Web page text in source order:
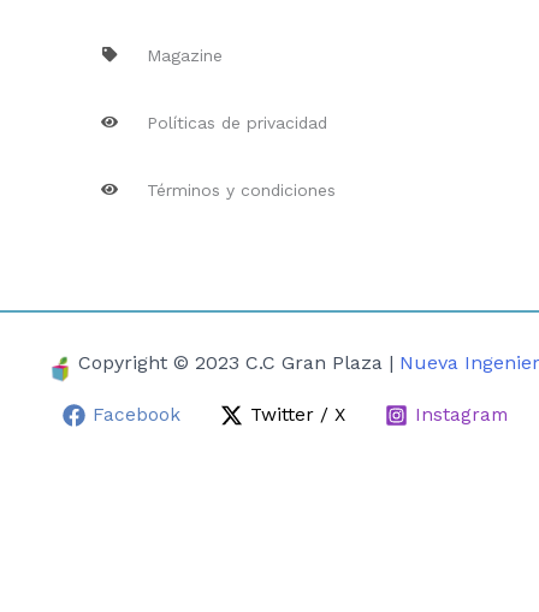
Magazine
Políticas de privacidad
Términos y condiciones
Copyright © 2023 C.C Gran Plaza | Nueva
Facebook Twitter / X Instagram